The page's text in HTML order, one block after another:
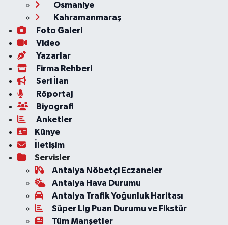
Osmaniye
Kahramanmaraş
Foto Galeri
Video
Yazarlar
Firma Rehberi
Seri İlan
Röportaj
Biyografi
Anketler
Künye
İletişim
Servisler
Antalya Nöbetçi Eczaneler
Antalya Hava Durumu
Antalya Trafik Yoğunluk Haritası
Süper Lig Puan Durumu ve Fikstür
Tüm Manşetler